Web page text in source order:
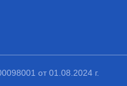
от 01.08.2024 г.